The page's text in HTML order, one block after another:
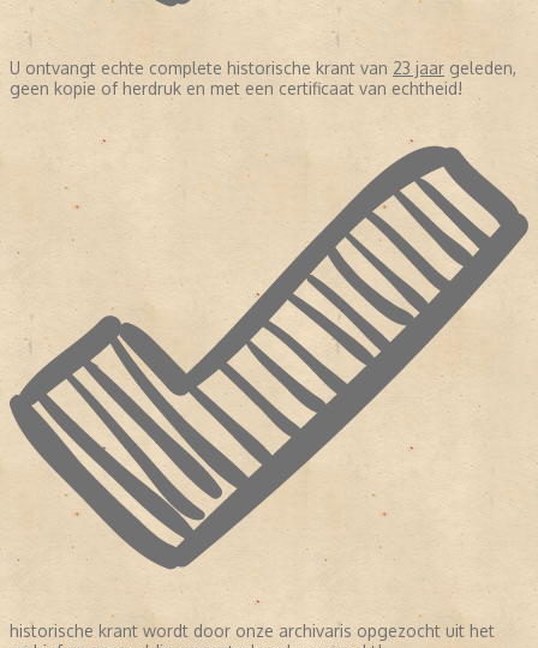
U ontvangt echte complete historische krant van 23 jaar geleden,
geen kopie of herdruk en met een certificaat van echtheid!
historische krant wordt door onze archivaris opgezocht uit het